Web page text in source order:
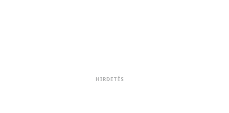
HIRDETÉS